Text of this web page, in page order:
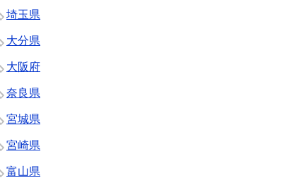
埼玉県
大分県
大阪府
奈良県
宮城県
宮崎県
富山県